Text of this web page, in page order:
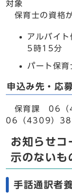
対象
保育士の資格
アルバイ
5時15分
パート保
申込み先・応
保育課 06（
06（4309）
お知らせ
示のないも
手話通訳者